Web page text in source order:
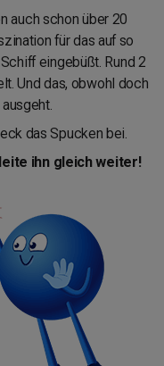
auch schon über 20
für das auf so
eingebüßt. Rund 2
Und das, obwohl doch
das Spucken bei.
ihn gleich weiter!